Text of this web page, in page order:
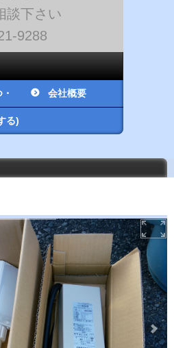
談下さい
9288
会社概要
る)